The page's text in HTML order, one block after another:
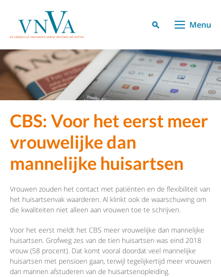
Menu
CBS: Voor het eerst meer
vrouwelijke dan
mannelijke huisartsen
Vrouwen zouden het contact met patiënten en de flexibiliteit van
het huisartsenvak waarderen. Al klinkt ook de waarschuwing om
die kwaliteiten niet alleen aan vrouwen toe te schrijven.
Voor het eerst meldt het CBS meer vrouwelijke dan mannelijke
huisartsen. Grofweg zes van de tien huisartsen was eind 2018
vrouw (58 procent). Dat komt vooral doordat veel mannelijke
huisartsen met pensioen gaan, terwijl tegelijkertijd meer vrouwen
dan mannen afstuderen van de huisartsenopleiding.